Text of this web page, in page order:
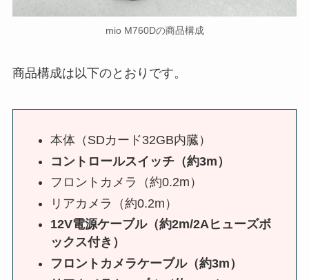
mio M760Dの商品構成
商品構成は以下のとおりです。
本体（SDカード32GB内臓）
コントロールスイッチ（約3m）
フロントカメラ（約0.2m）
リアカメラ（約0.2m）
12V電源ケーブル（約2m/2Aヒューズボ
ックス付き）
フロントカメラケーブル（約3m）